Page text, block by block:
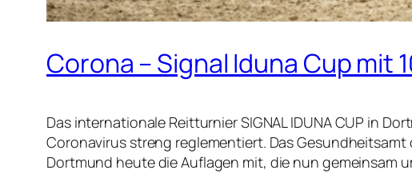
Corona – Signal Iduna Cup mit
Das internationale Reitturnier SIGNAL IDUNA CUP in
Coronavirus streng reglementiert. Das
Dortmund heute die Auflagen mit, die nun gemeinsam